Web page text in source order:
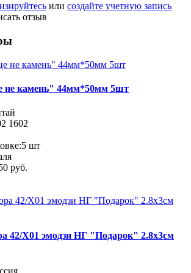
или создайте учетную запись
отзыв
не камень" 44мм*50мм 5шт
1602
5 шт
руб.
42/X01 эмодзи НГ "Подарок" 2.8х3см